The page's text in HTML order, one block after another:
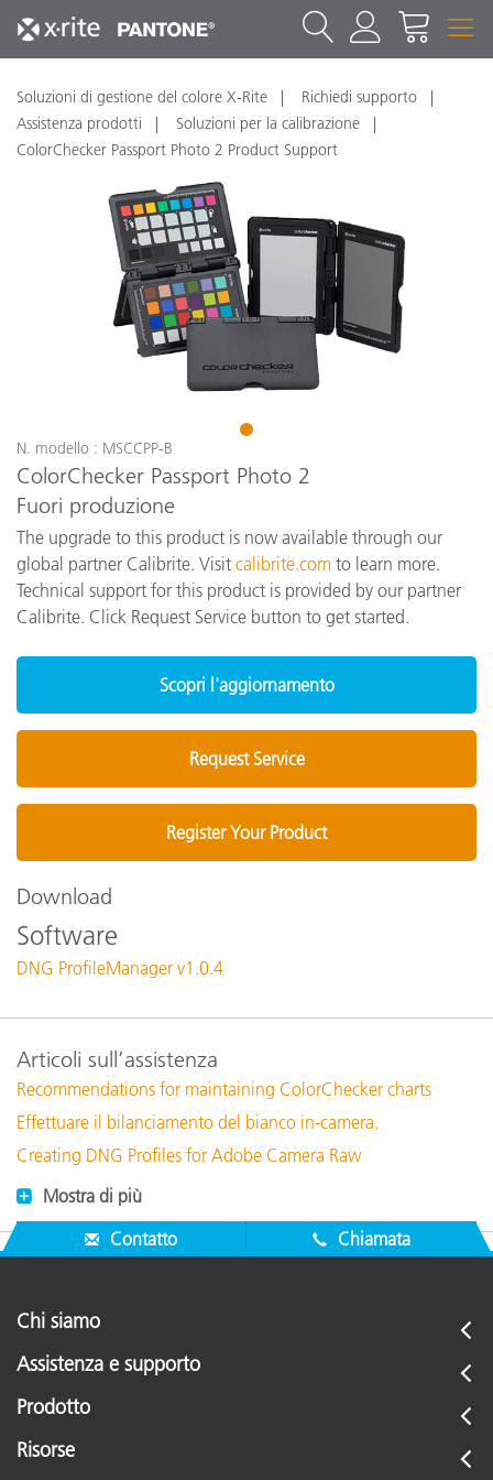
Soluzioni di gestione del colore X-Rite
Richiedi supporto
Assistenza prodotti
Soluzioni per la calibrazione
ColorChecker Passport Photo 2 Product Support
1
N. modello : MSCCPP-B
ColorChecker Passport Photo 2
Fuori produzione
The upgrade to this product is now available through our
global partner Calibrite. Visit calibrite.com to learn more.
Technical support for this product is provided by our partner
Calibrite. Click Request Service button to get started.
Scopri l'aggiornamento
Request Service
Register Your Product
Download
Software
DNG ProfileManager v1.0.4
Articoli sull’assistenza
Recommendations for maintaining ColorChecker charts
Effettuare il bilanciamento del bianco in-camera.
Creating DNG Profiles for Adobe Camera Raw
Mostra di più
Contatto
Chiamata
Chi siamo
Assistenza e supporto
Prodotto
Risorse